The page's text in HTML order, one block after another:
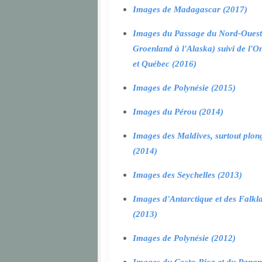
Images de Madagascar (2017)
Images du Passage du Nord-
Groenland à l'Alaska) suivi de
et Québec (2016)
Images de Polynésie (2015)
Images du Pérou (2014)
Images des Maldives, surtout
(2014)
Images des Seychelles (2013)
Images d'Antarctique et des
(2013)
Images de Polynésie (2012)